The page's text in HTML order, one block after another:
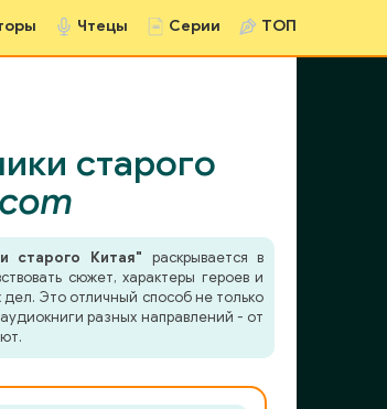
Чтецы Серии ТОП
старого
старого Китая" раскрывается в
сюжет, характеры героев и
Это отличный способ не только
разных направлений - от